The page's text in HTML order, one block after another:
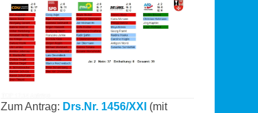
Zum Antrag: Drs.Nr. 1456/XXI (mit